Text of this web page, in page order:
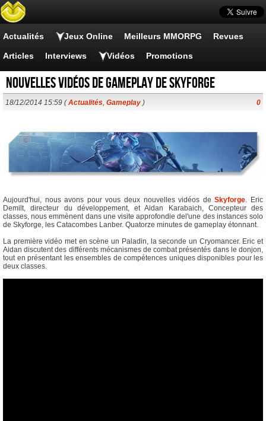
Actualités Jeux Online Meilleurs MMORPG Revues
Articles Interviews Vidéos Promotions
Nouvelles vidéos de gameplay de Skyforge
18/12/2014 15:59 (Actualités, Gameplay ) 0
Aujourd'hui, nous avons pour vous deux nouvelles vidéos deSkyforge. Eric
Demilt, directeur du développement, et Aidan Karabaich, Concepteur des
classes, nous emmènent dans une visite approfondie del'une des instances solo
de Skyforge, les Catacombes Lanber. Quatorze minutes de gameplay étonnant.
La première vidéo met en scène un Paladin, la seconde un Cryomancer. Eric et
Aidan discutent des différents mécanismes de combat présentés dans le donjon,
tout en présentant les ensembles de compétences uniques disponibles pour les
deux classes.